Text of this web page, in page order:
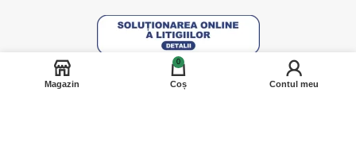
Magazin
0
Coș Contul meu